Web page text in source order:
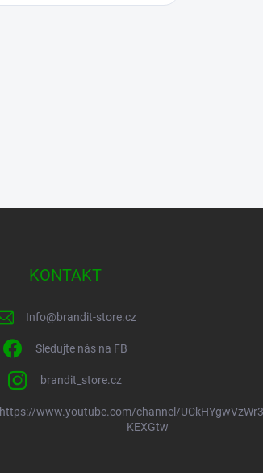
KONTAKT
Info@brandit-store.cz
Sledujte nás na FB
brandit_store.cz
https://www.youtube.com/channel/
KEXGtw